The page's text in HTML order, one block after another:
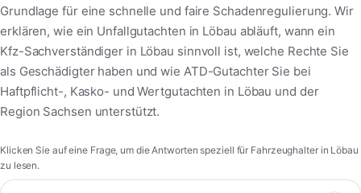
Grundlage für eine schnelle und faire Schadenregulierung. Wir
erklären, wie ein Unfallgutachten in Löbau abläuft, wann ein
Kfz-Sachverständiger in Löbau sinnvoll ist, welche Rechte Sie
als Geschädigter haben und wie ATD-Gutachter Sie bei
Haftpflicht-, Kasko- und Wertgutachten in Löbau und der
Region Sachsen unterstützt.
Klicken Sie auf eine Frage, um die Antworten speziell für Fahrzeughalter in Löbau
zu lesen.